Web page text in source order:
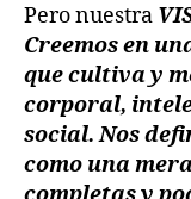
Pero nuestra
Creemos en
que cultiva y
corporal,
social. Nos
como una